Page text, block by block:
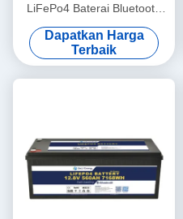
LiFePo4 Baterai Bluetooth
Dan Pemanasan Sendiri
Untuk Yachit Medical
Dapatkan Harga
Terbaik